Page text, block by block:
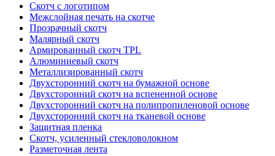
Скотч с логотипом
Межслойная печать на скотче
Прозрачный скотч
Малярный скотч
Армированный скотч TPL
Алюминиевый скотч
Металлизированный скотч
Двухсторонний скотч на бумажной основе
Двухсторонний скотч на вспененной основе
Двухсторонний скотч на полипропиленовой основе
Двухсторонний скотч на тканевой основе
Защитная пленка
Скотч, усиленный стекловолокном
Разметочная лента